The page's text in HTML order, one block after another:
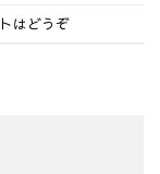
はどうぞ